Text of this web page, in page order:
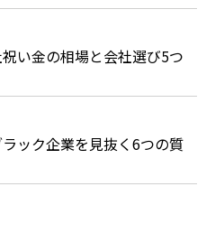
い金の相場と会社選び5つ
ック企業を見抜く6つの質